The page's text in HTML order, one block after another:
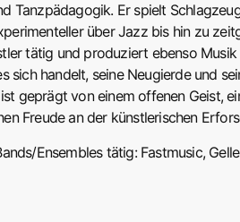
Tanzpädagogik. Er spielt
über Jazz bis hin zu
tätig und produziert ebenso
sich handelt, seine Neugierde und
geprägt von einem offenen Geist,
Freude an der künstlerischen
Ensembles tätig: Fastmusic,